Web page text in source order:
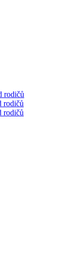
rodičů
rodičů
rodičů